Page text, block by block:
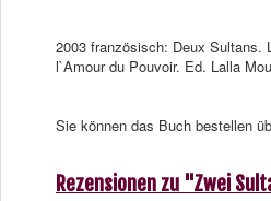
2003 französisch: Deux Sultans.
l`Amour du Pouvoir. Ed. Lalla
Sie können das Buch bestellen
Rezensionen zu "Zwei